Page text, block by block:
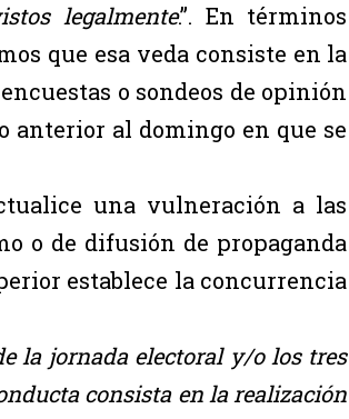
legalmente.”. En términos
que esa veda consiste en la
o sondeos de opinión
al domingo en que se
una vulneración a las
o de difusión de propaganda
establece la concurrencia
la jornada electoral y/o los tres
consista en la realización